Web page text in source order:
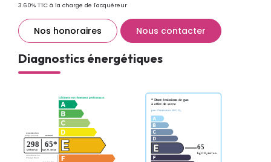
3.60% TTC à la charge de l'acquéreur
Nos honoraires Nous contacter
Diagnostics énergétiques